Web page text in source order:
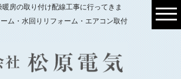
房の取り付け配線工事に行ってきま
ム・水回りリフォーム・エアコン取付